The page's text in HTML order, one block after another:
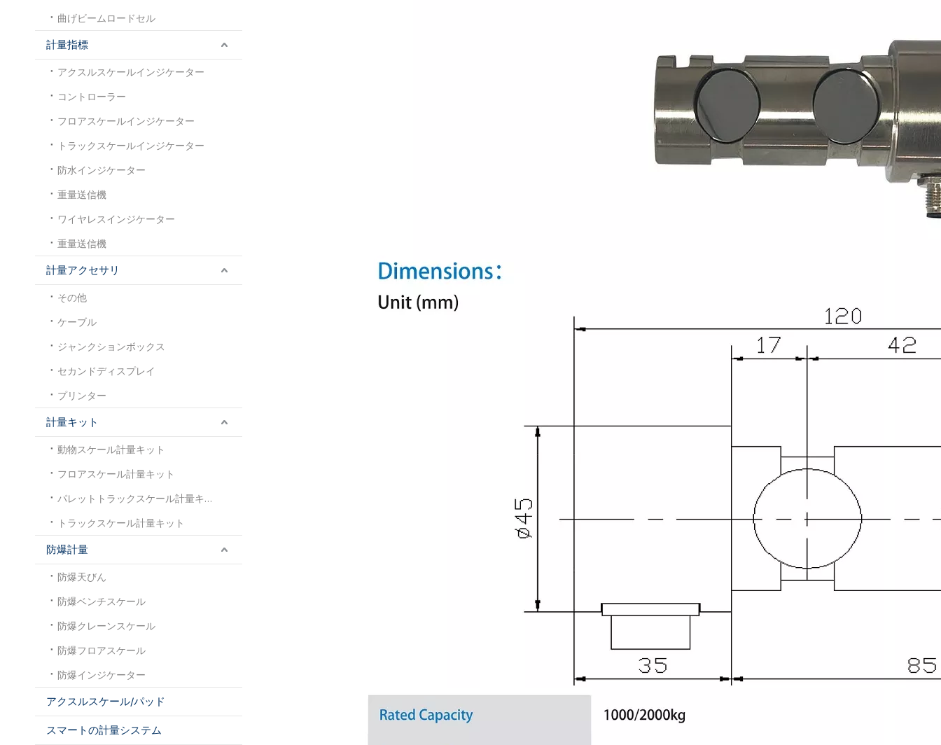
曲げビームロードセル
計量指標
アクスルスケールインジケーター
コントローラー
フロアスケールインジケーター
トラックスケールインジケーター
防水インジケーター
重量送信機
ワイヤレスインジケーター
重量送信機
計量アクセサリ
その他
ケーブル
ジャンクションボックス
セカンドディスプレイ
プリンター
計量キット
動物スケール計量キット
フロアスケール計量キット
パレットトラックスケール計量キット
トラックスケール計量キット
防爆計量
防爆天びん
防爆ベンチスケール
防爆クレーンスケール
防爆フロアスケール
防爆インジケーター
アクスルスケール/パッド
スマートの計量システム